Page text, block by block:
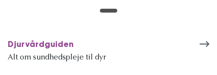
Djurvårdguiden
Alt om sundhedspleje til dyr